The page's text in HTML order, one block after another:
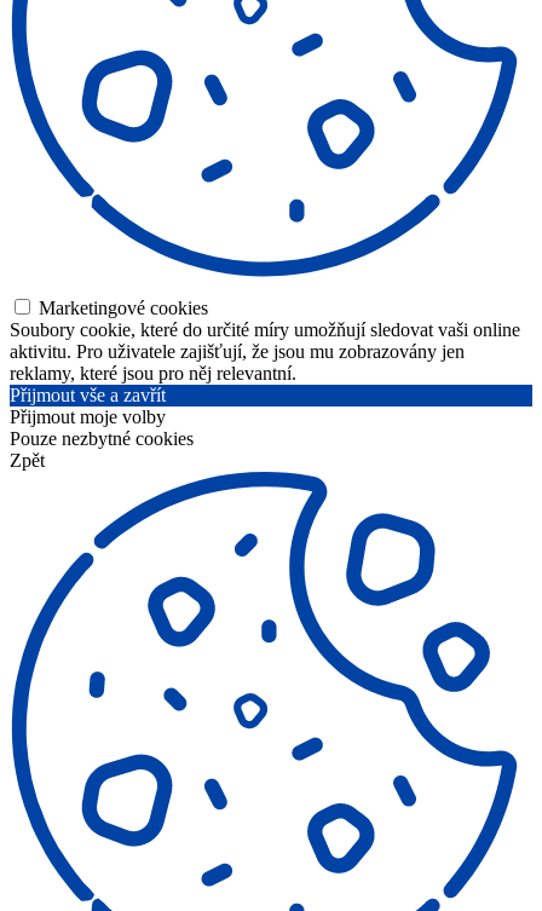
Marketingové cookies
Soubory cookie, které do určité míry umožňují sledovat vaši online
aktivitu. Pro uživatele zajišťují, že jsou mu zobrazovány jen
reklamy, které jsou pro něj relevantní.
Přijmout vše a zavřít
Přijmout moje volby
Pouze nezbytné cookies
Zpět